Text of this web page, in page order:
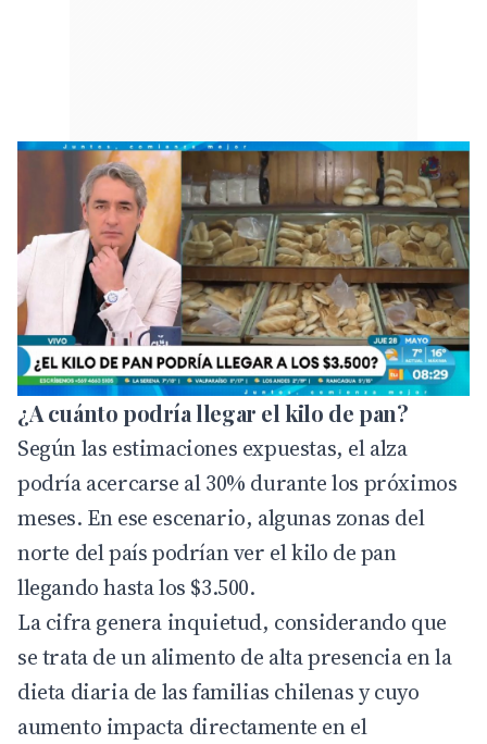
¿A cuánto podría llegar el kilo de pan?
Según las estimaciones expuestas, el alza
podría acercarse al 30% durante los próximos
meses. En ese escenario, algunas zonas del
norte del país podrían ver el kilo de pan
llegando hasta los $3.500.
La cifra genera inquietud, considerando que
se trata de un alimento de alta presencia en la
dieta diaria de las familias chilenas y cuyo
aumento impacta directamente en el